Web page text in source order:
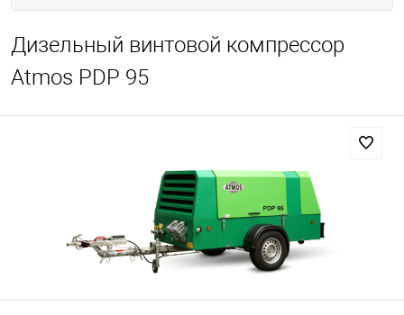
Дизельный винтовой компрессор
Atmos PDP 95